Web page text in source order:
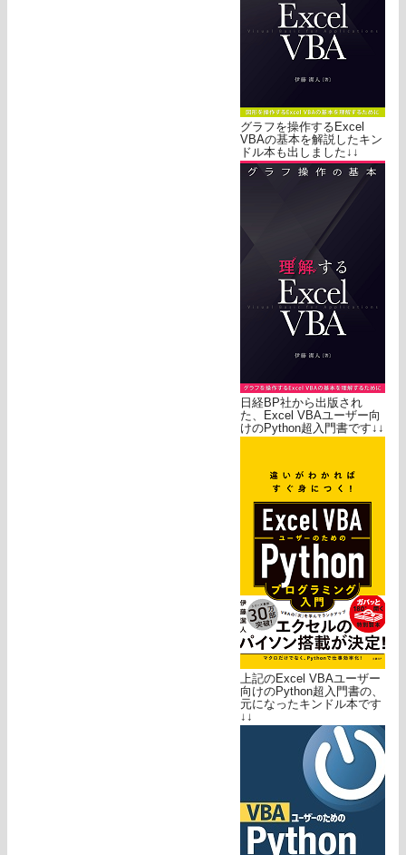
グラフを操作するExcel
VBAの基本を解説したキン
ドル本も出しました↓↓
日経BP社から出版され
た、Excel VBAユーザー向
けのPython超入門書です↓↓
上記のExcel VBAユーザー
向けのPython超入門書の、
元になったキンドル本です
↓↓